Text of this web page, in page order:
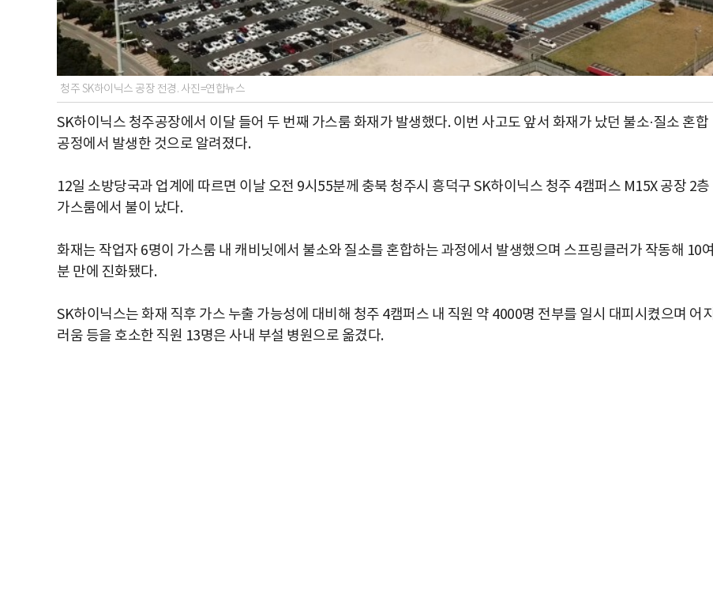
청주 SK하이닉스 공장 전경. 사진=연합뉴스
SK하이닉스 청주공장에서 이달 들어 두 번째 가스룸 화재가 발생했다. 이번 사고도 앞서 화재가 났던 불소·질소 혼합
공정에서 발생한 것으로 알려졌다.
12일 소방당국과 업계에 따르면 이날 오전 9시55분께 충북 청주시 흥덕구 SK하이닉스 청주 4캠퍼스 M15X 공장 2층
가스룸에서 불이 났다.
화재는 작업자 6명이 가스룸 내 캐비닛에서 불소와 질소를 혼합하는 과정에서 발생했으며 스프링클러가 작동해 10여
분 만에 진화됐다.
SK하이닉스는 화재 직후 가스 누출 가능성에 대비해 청주 4캠퍼스 내 직원 약 4000명 전부를 일시 대피시켰으며 어지
러움 등을 호소한 직원 13명은 사내 부설 병원으로 옮겼다.